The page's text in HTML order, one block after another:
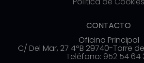
CONTACTO
Oficina Principal
C/ Del Mar, 27 4ºB 29740-Torre
Teléfono: 952 54 64